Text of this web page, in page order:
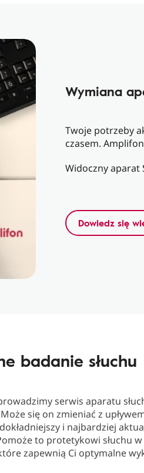
Wymiana
Twoje potrzeby
czasem.
Widoczny aparat
Dowiedz się
badanie słuchu
serwis aparatu
się on zmieniać z
i najbardziej
to protetykowi słuchu
zapewnią Ci optymalne